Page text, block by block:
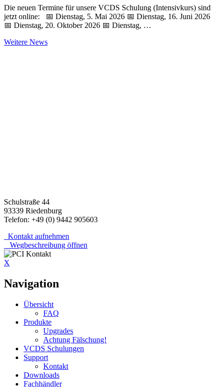
Die neuen Termine für unsere VCDS Schulung (Intensivkurs) sind
jetzt online: 📅 Dienstag, 5. Mai 2026 📅 Dienstag, 16. Juni 2026
📅 Dienstag, 20. Oktober 2026 📅 Dienstag, …
Weitere News
Schulstraße 44
93339 Riedenburg
Telefon: +49 (0) 9442 905603
Kontakt aufnehmen
Wegbeschreibung öffnen
X
Navigation
Übersicht
FAQ
Produkte
Upgrades
Achtung Fälschung!
VCDS Schulungen
Support
Kontakt
Downloads
Fachhändler